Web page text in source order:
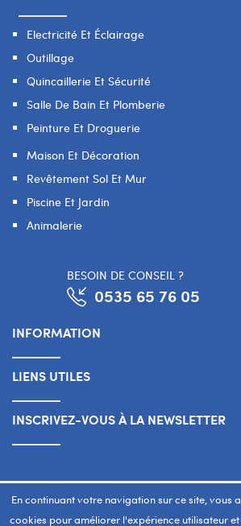
En continuant votre navigation sur ce site, vous
cookies pour améliorer l'expérience utilisateur
Electricité Et Éclairage
Outillage
Quincaillerie Et Sécurité
Salle De Bain Et Plomberie
Peinture Et Droguerie
Maison Et Décoration
Revêtement Sol Et Mur
Piscine Et Jardin
Animalerie
BESOIN DE CONSEIL ?
0535 65 76 05
INFORMATION
LIENS UTILES
INSCRIVEZ-VOUS À LA NEWSLETTER
Copyright 2026 © SMART WAY Tous
www.smart-way.ma